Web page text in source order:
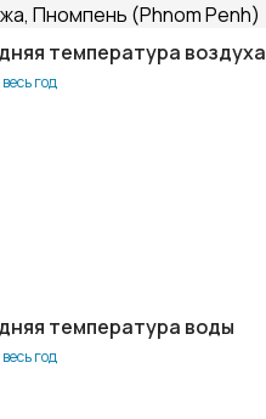
Пномпень (Phnom Penh)
температура воздуха
год
температура воды
год